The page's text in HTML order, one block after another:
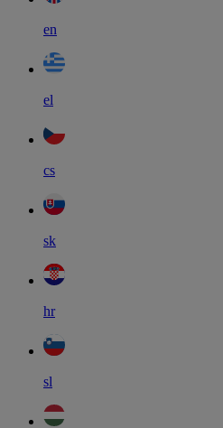
en
el
cs
sk
hr
sl